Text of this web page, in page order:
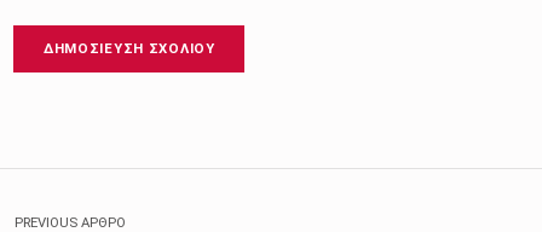
Πλοήγηση άρθρων
PREVIOUS ΆΡΘΡΟ